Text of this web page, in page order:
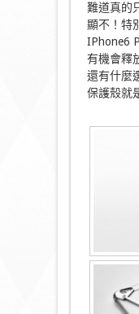
難道真的
顯不！特
IPhone6
有機會釋
還有什麼
保護殼就